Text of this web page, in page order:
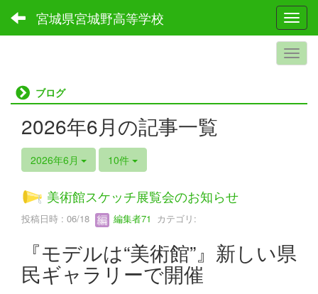
宮城県宮城野高等学校
ブログ
2026年6月の記事一覧
2026年6月 10件
美術館スケッチ展覧会のお知らせ
投稿日時 : 06/18 編集者71 カテゴリ:
『モデルは“美術館”』新しい県
民ギャラリーで開催